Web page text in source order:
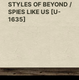
STYLES OF BEYOND /
SPIES LIKE US [U-
1635]